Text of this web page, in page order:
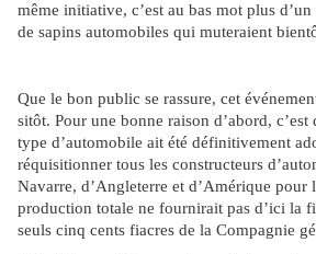
même initiative, c’est au bas mot plus
de sapins automobiles qui muteraient
Que le bon public se rassure, cet
sitôt. Pour une bonne raison d’abord, c’est
type d’automobile ait été définitivement
réquisitionner tous les constructeurs
Navarre, d’Angleterre et d’Amérique pour
production totale ne fournirait pas d’ici la
seuls cinq cents fiacres de la Compagnie